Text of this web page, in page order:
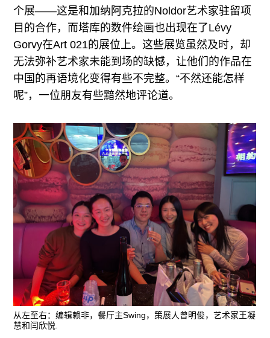
个展——这是和加纳阿克拉的Noldor艺术家驻留项
目的合作，而塔库的数件绘画也出现在了Lévy
Gorvy在Art 021的展位上。这些展览虽然及时，却
无法弥补艺术家未能到场的缺憾，让他们的作品在
中国的再语境化变得有些不完整。“不然还能怎样
呢”，一位朋友有些黯然地评论道。
从左至右：编辑赖非，餐厅主Swing，策展人曾明俊，艺术家王凝
慧和闫欣悦.